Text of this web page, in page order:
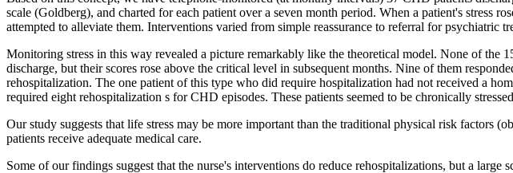
scale (Goldberg), and charted for each patient over a seven month period. When a patient's stress
attempted to alleviate them. Interventions varied from simple reassurance to referral for psychiatric
Monitoring stress in this way revealed a picture remarkably like the theoretical model. None of the
discharge, but their scores rose above the critical level in subsequent months. Nine of them
rehospitalization. The one patient of this type who did require hospitalization had not received a
required eight rehospitalization s for CHD episodes. These patients seemed to be chronically
Our study suggests that life stress may be more important than the traditional physical risk
patients receive adequate medical care.
Some of our findings suggest that the nurse's interventions do reduce rehospitalizations, but a large